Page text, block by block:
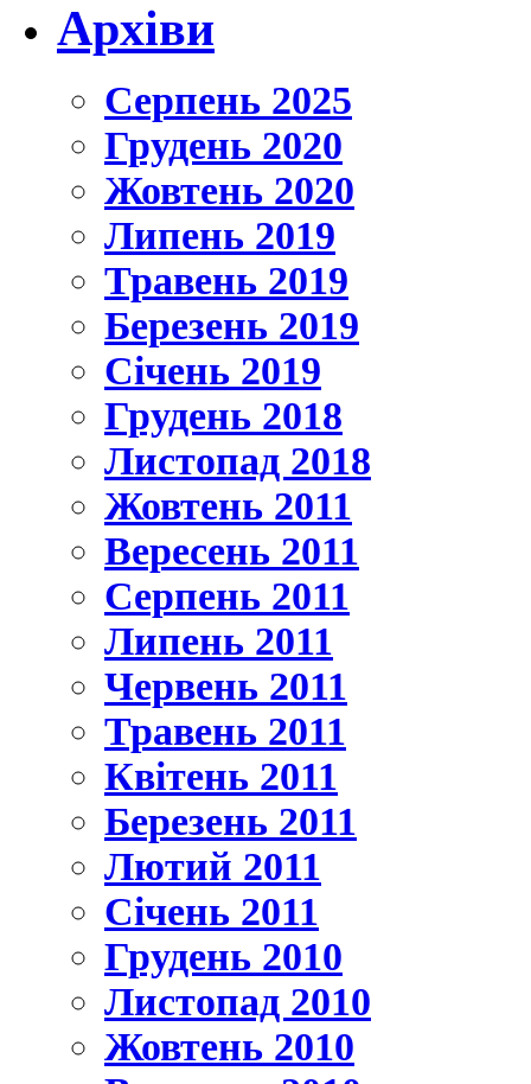
Архіви
Серпень 2025
Грудень 2020
Жовтень 2020
Липень 2019
Травень 2019
Березень 2019
Січень 2019
Грудень 2018
Листопад 2018
Жовтень 2011
Вересень 2011
Серпень 2011
Липень 2011
Червень 2011
Травень 2011
Квітень 2011
Березень 2011
Лютий 2011
Січень 2011
Грудень 2010
Листопад 2010
Жовтень 2010